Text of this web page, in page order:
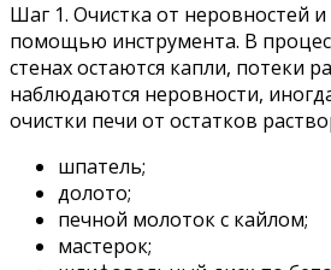
Шаг 1. Очистка от неровностей и
помощью инструмента. В
стенах остаются капли, потеки
наблюдаются неровности,
очистки печи от остатков
шпатель;
долото;
печной молоток с кайлом;
мастерок;